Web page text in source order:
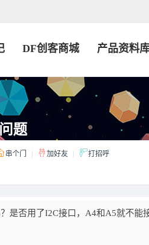
DF创客商城 产品资料
题
串个门 加好友 打招呼
是否用了I2C接口，A4和A5就不能